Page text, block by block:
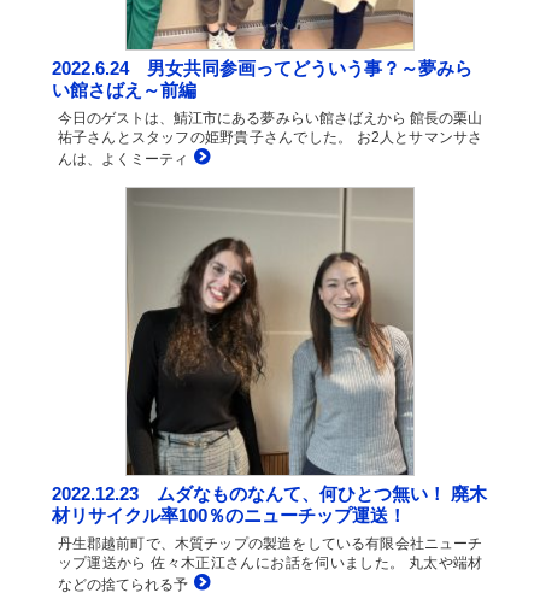
2022.6.24 男女共同参画ってどういう事？～夢みら
い館さばえ～前編
今日のゲストは、鯖江市にある夢みらい館さばえから 館長の栗山
祐子さんとスタッフの姫野貴子さんでした。 お2人とサマンサさ
んは、よくミーティ
2022.12.23 ムダなものなんて、何ひとつ無い！ 廃木
材リサイクル率100％のニューチップ運送！
丹生郡越前町で、木質チップの製造をしている有限会社ニューチ
ップ運送から 佐々木正江さんにお話を伺いました。 丸太や端材
などの捨てられる予